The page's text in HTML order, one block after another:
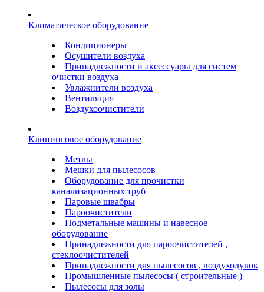
Климатическое оборудование
Кондиционеры
Осушители воздуха
Принадлежности и аксессуары для систем
очистки воздуха
Увлажнители воздуха
Вентиляция
Воздухоочистители
Клининговое оборудование
Метлы
Мешки для пылесосов
Оборудование для прочистки
канализационных труб
Паровые швабры
Пароочистители
Подметальные машины и навесное
оборудование
Принадлежности для пароочистителей ,
стеклоочистителей
Принадлежности для пылесосов , воздуходувок
Промышленные пылесосы ( строительные )
Пылесосы для золы